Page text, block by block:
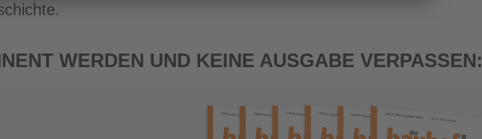
WERDEN UND KEINE AUSGABE VERPASSEN: